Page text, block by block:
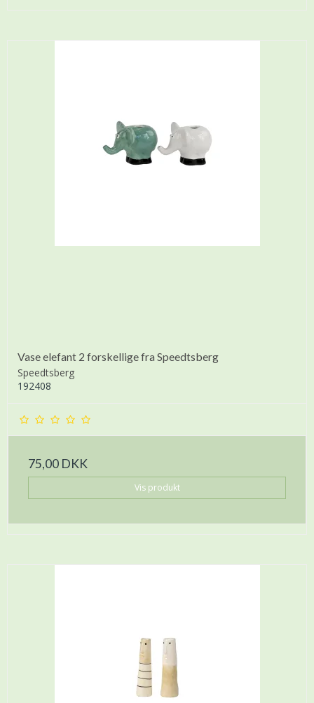
Vase elefant 2 forskellige fra Speedtsberg
Speedtsberg
192408
75,00 DKK
Vis produkt